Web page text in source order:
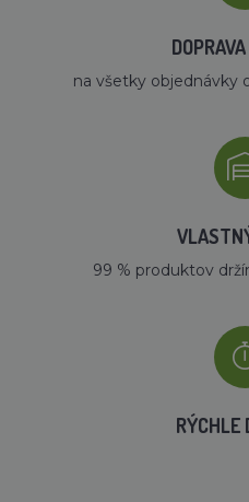
na všetky objednávky
99 % produktov
RÝCHLE